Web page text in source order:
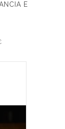
E